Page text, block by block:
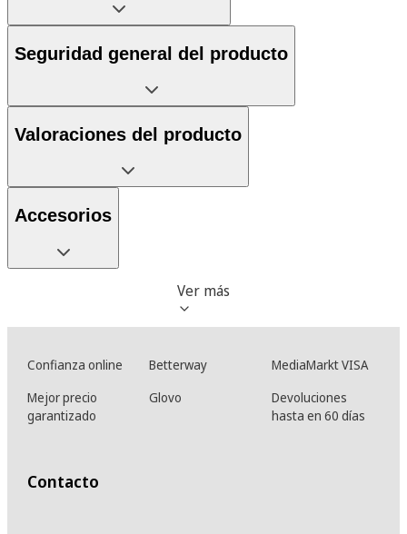
Seguridad general del producto
Valoraciones del producto
Accesorios
Ver más
Confianza online Betterway
MediaMarkt VISA
Mejor precio
garantizado
Glovo
Devoluciones
hasta en 60 días
Contacto